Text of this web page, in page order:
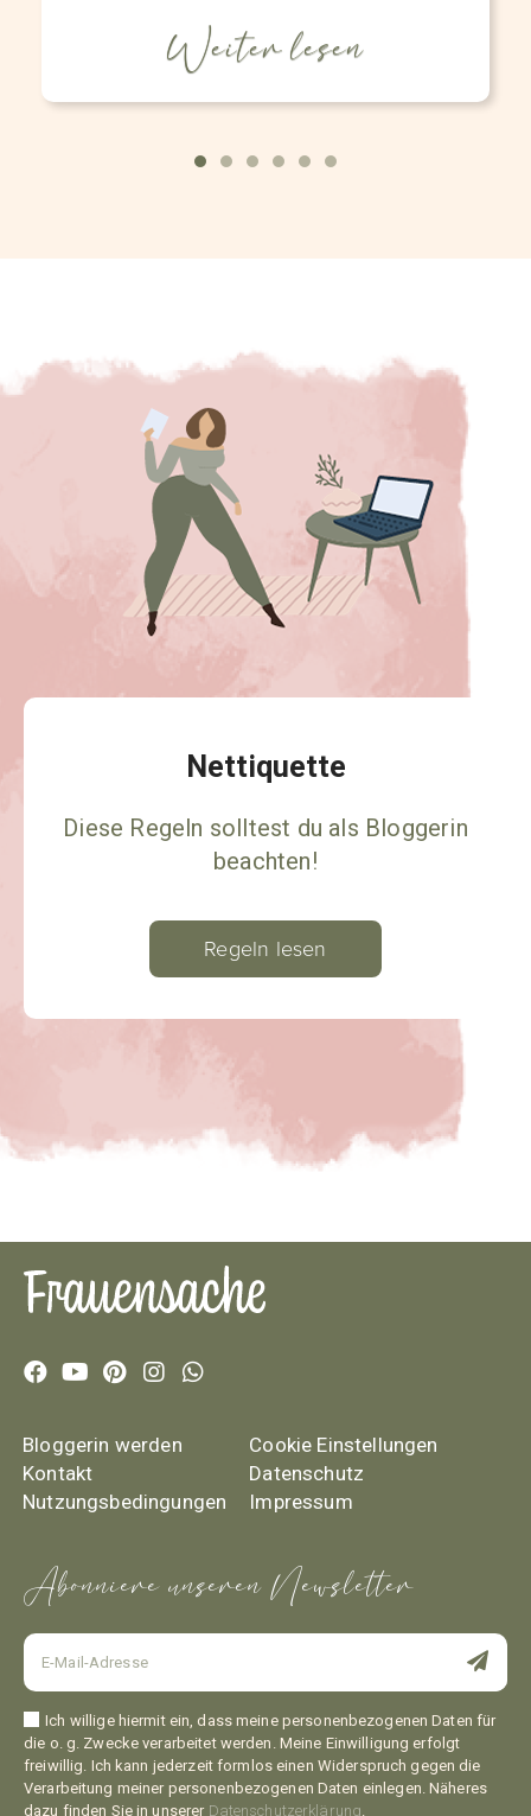
Weiter lesen
Nettiquette
Diese Regeln solltest du als Bloggerin
beachten!
Regeln lesen
Bloggerin werden
Kontakt
Nutzungsbedingungen
Cookie Einstellungen
Datenschutz
Impressum
Abonniere unseren Newsletter
Ich willige hiermit ein, dass meine personenbezogenen Daten für
die o. g. Zwecke verarbeitet werden. Meine Einwilligung erfolgt
freiwillig. Ich kann jederzeit formlos einen Widerspruch gegen die
Verarbeitung meiner personenbezogenen Daten einlegen. Näheres
dazu finden Sie in unserer Datenschutzerklärung.